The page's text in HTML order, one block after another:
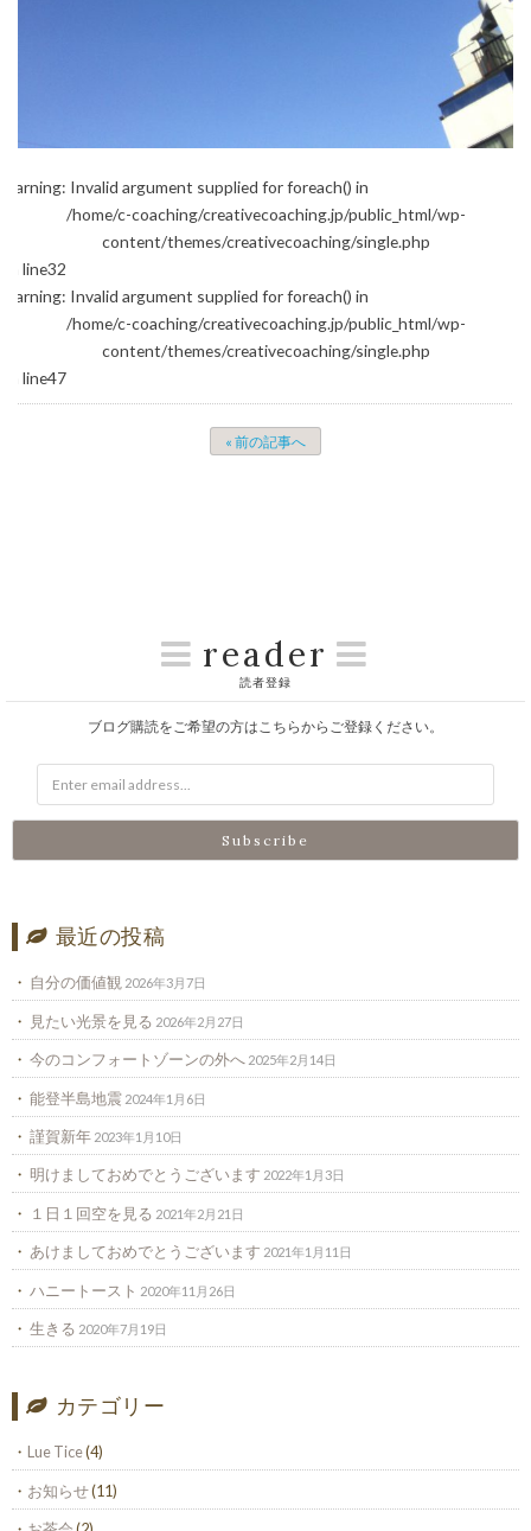
Warning: Invalid argument supplied for foreach() in
/home/c-coaching/creativecoaching.jp/public_html/wp-
content/themes/creativecoaching/single.php
on line32
Warning: Invalid argument supplied for foreach() in
/home/c-coaching/creativecoaching.jp/public_html/wp-
content/themes/creativecoaching/single.php
on line47
« 前の記事へ
reader
読者登録
ブログ購読をご希望の方はこちらからご登録ください。
最近の投稿
自分の価値観 2026年3月7日
見たい光景を見る 2026年2月27日
今のコンフォートゾーンの外へ 2025年2月14日
能登半島地震 2024年1月6日
謹賀新年 2023年1月10日
明けましておめでとうございます 2022年1月3日
１日１回空を見る 2021年2月21日
あけましておめでとうございます 2021年1月11日
ハニートースト 2020年11月26日
生きる 2020年7月19日
カテゴリー
Lue Tice(4)
お知らせ(11)